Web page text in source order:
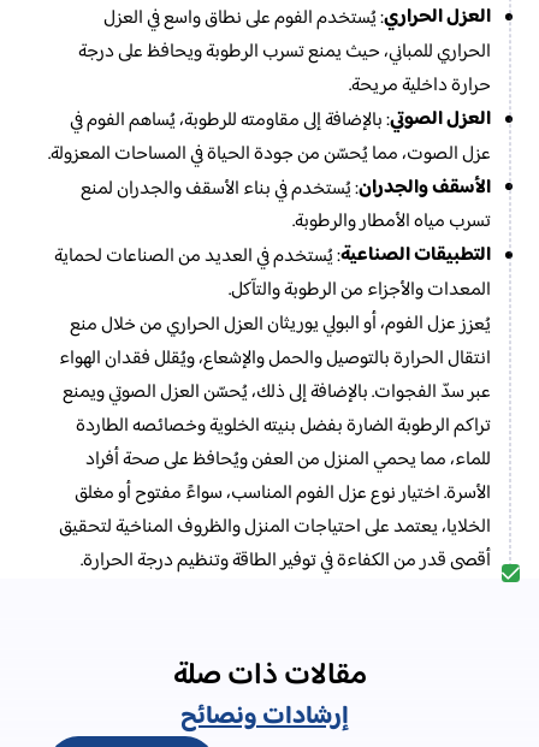
العزل الحراري: يُستخدم الفوم على نطاق واسع في العزل
الحراري للمباني، حيث يمنع تسرب الرطوبة ويحافظ على درجة
حرارة داخلية مريحة.
العزل الصوتي: بالإضافة إلى مقاومته للرطوبة، يُساهم الفوم في
عزل الصوت، مما يُحسّن من جودة الحياة في المساحات المعزولة.
الأسقف والجدران: يُستخدم في بناء الأسقف والجدران لمنع
تسرب مياه الأمطار والرطوبة.
التطبيقات الصناعية: يُستخدم في العديد من الصناعات لحماية
المعدات والأجزاء من الرطوبة والتآكل.
يُعززعزل الفوم، أو البولي يوريثانالعزل الحراري من خلال منع
انتقال الحرارة بالتوصيل والحمل والإشعاع، ويُقلل فقدان الهواء
عبر سدّ الفجوات. بالإضافة إلى ذلك، يُحسّن العزل الصوتي ويمنع
تراكم الرطوبة الضارة بفضل بنيته الخلوية وخصائصه الطاردة
للماء، مما يحمي المنزل من العفن ويُحافظ على صحة أفراد
الأسرة. اختيار نوع عزل الفوم المناسب، سواءً مفتوح أو مغلق
الخلايا، يعتمد على احتياجات المنزل والظروف المناخية لتحقيق
أقصى قدر من الكفاءة في توفير الطاقة وتنظيم درجة الحرارة.
مقالات ذات صلة
إرشادات ونصائح